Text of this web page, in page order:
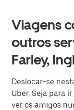
Viagens
outros
Farley,
Deslocar-se
Uber. Seja para
ver os amigos